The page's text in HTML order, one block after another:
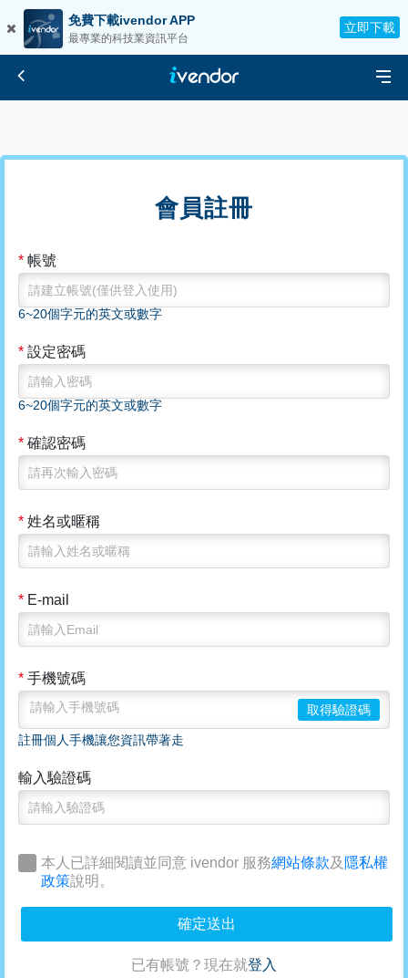
免費下載ivendor APP
最專業的科技業資訊平台
立即下載
會員註冊
* 帳號
6~20個字元的英文或數字
* 設定密碼
6~20個字元的英文或數字
* 確認密碼
* 姓名或暱稱
* E-mail
* 手機號碼
取得驗證碼
註冊個人手機讓您資訊帶著走
輸入驗證碼
本人已詳細閱讀並同意 ivendor 服務網站條款及 隱私權
政策說明。
確定送出
已有帳號？現在就登入